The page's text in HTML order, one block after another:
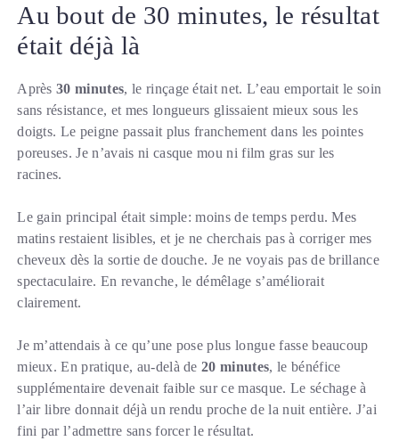
Au bout de 30 minutes, le résultat
était déjà là
Après30 minutes, le rinçage était net. L’eau emportait le soin
sans résistance, et mes longueurs glissaient mieux sous les
doigts. Le peigne passait plus franchement dans les pointes
poreuses. Je n’avais ni casque mou ni film gras sur les
racines.
Le gain principal était simple: moins de temps perdu. Mes
matins restaient lisibles, et je ne cherchais pas à corriger mes
cheveux dès la sortie de douche. Je ne voyais pas de brillance
spectaculaire. En revanche, le démêlage s’améliorait
clairement.
Je m’attendais à ce qu’une pose plus longue fasse beaucoup
mieux. En pratique, au-delà de20 minutes, le bénéfice
supplémentaire devenait faible sur ce masque. Le séchage à
l’air libre donnait déjà un rendu proche de la nuit entière. J’ai
fini par l’admettre sans forcer le résultat.